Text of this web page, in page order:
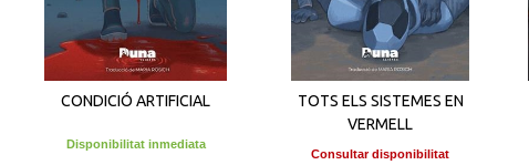
CONDICIÓ ARTIFICIAL
Disponibilitat inmediata
TOTS ELS SISTEMES EN
VERMELL
Consultar disponibilitat